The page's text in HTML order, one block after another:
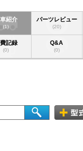
紹介
(1)
パーツレビュー
(20)
記録
(0)
Q&A
(0)